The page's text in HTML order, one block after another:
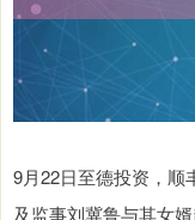
9月22日至德投资，顺
及监事刘冀鲁与其女